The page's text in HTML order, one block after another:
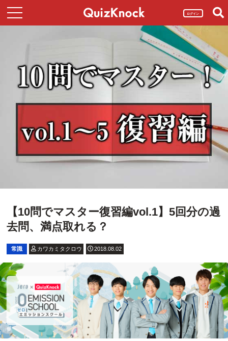
ログイン
【10問でマスター復習編vol.1】5回分の過
去問、満点取れる？
常識 カワカミタクロウ 2018.08.02